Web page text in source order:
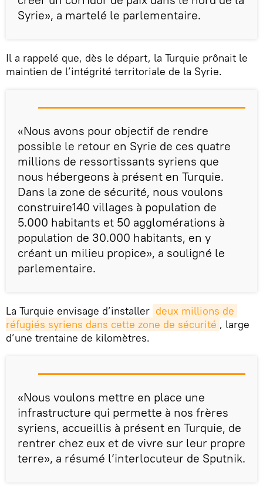
Syrie», a martelé le parlementaire.
Il a rappelé que, dès le départ, la Turquie prônait le
maintien de l’intégrité territoriale de la Syrie.
«Nous avons pour objectif de rendre
possible le retour en Syrie de ces quatre
millions de ressortissants syriens que
nous hébergeons à présent en Turquie.
Dans la zone de sécurité, nous voulons
construire140 villages à population de
5.000 habitants et 50 agglomérations à
population de 30.000 habitants, en y
créant un milieu propice», a souligné le
parlementaire.
La Turquie envisage d’installer deux millions de
réfugiés syriens dans cette zone de sécurité , large
d’une trentaine de kilomètres.
«Nous voulons mettre en place une
infrastructure qui permette à nos frères
syriens, accueillis à présent en Turquie, de
rentrer chez eux et de vivre sur leur propre
terre», a résumé l’interlocuteur de Sputnik.